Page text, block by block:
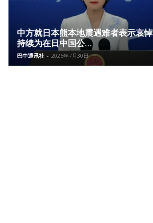
中方就日本熊本地震遇难者表示哀悼
持续为在日中国公...
巴中通讯社 - 2026年7月30日